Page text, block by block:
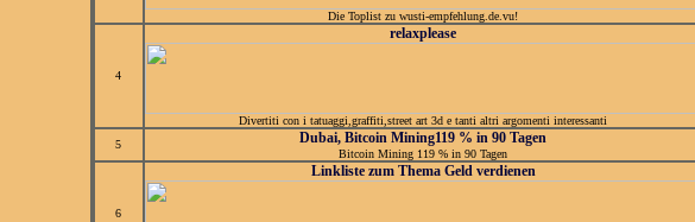
Die Toplist zu wusti-empfehlung.de.vu!
4
relaxplease
Divertiti con i tatuaggi,graffiti,street art 3d e tanti altri argomenti interessanti
5 Dubai, Bitcoin Mining119 % in 90 Tagen
Bitcoin Mining 119 % in 90 Tagen
6
Linkliste zum Thema Geld verdienen